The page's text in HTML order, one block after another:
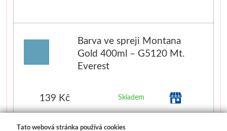
Barva ve spreji Montana
Gold 400ml – G5120 Mt.
Everest
139 Kč Skladem
+
Tato webová stránka používá cookies